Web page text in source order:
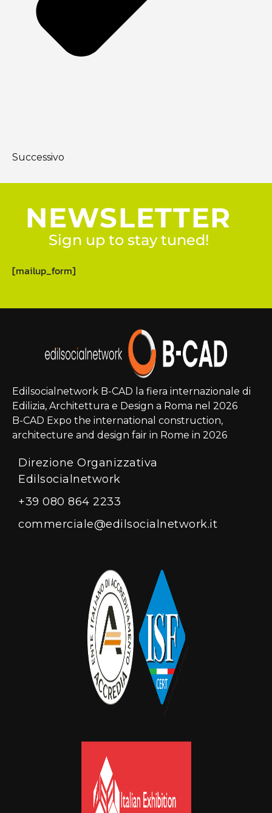
Successivo
NEWSLETTER
Sign up to stay tuned!
[mailup_form]
Edilsocialnetwork B-CAD la fiera internazionale di
Edilizia, Architettura e Design a Roma nel 2026
B-CAD Expo the international construction,
architecture and design fair in Rome in 2026
Direzione Organizzativa
Edilsocialnetwork
+39 080 864 2233
commerciale@edilsocialnetwork.it